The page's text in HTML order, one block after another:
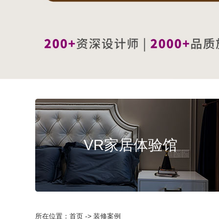
VR家居体验馆
所在位置：首页 -> 装修案例